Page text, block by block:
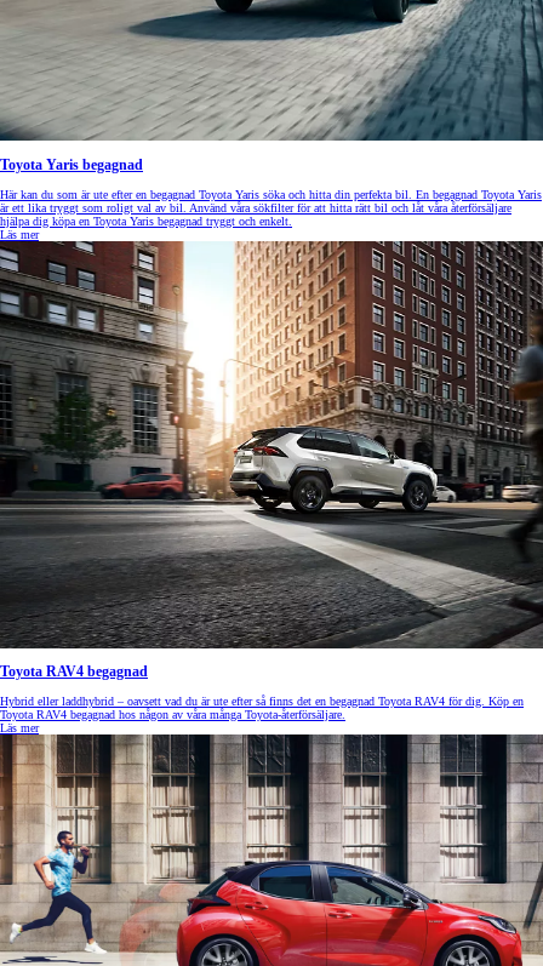
Toyota Yaris begagnad
Här kan du som är ute efter en begagnad Toyota Yaris söka och hitta din perfekta bil. En begagnad Toyota Yaris
är ett lika tryggt som roligt val av bil. Använd våra sökfilter för att hitta rätt bil och låt våra återförsäljare
hjälpa dig köpa en Toyota Yaris begagnad tryggt och enkelt.
Läs mer
Toyota RAV4 begagnad
Hybrid eller laddhybrid – oavsett vad du är ute efter så finns det en begagnad Toyota RAV4 för dig. Köp en
Toyota RAV4 begagnad hos någon av våra många Toyota-återförsäljare.
Läs mer